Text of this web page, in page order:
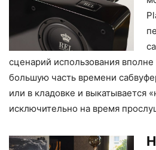
сценарий использования
большую часть времени
или в кладовке и выкатывается
исключительно на время